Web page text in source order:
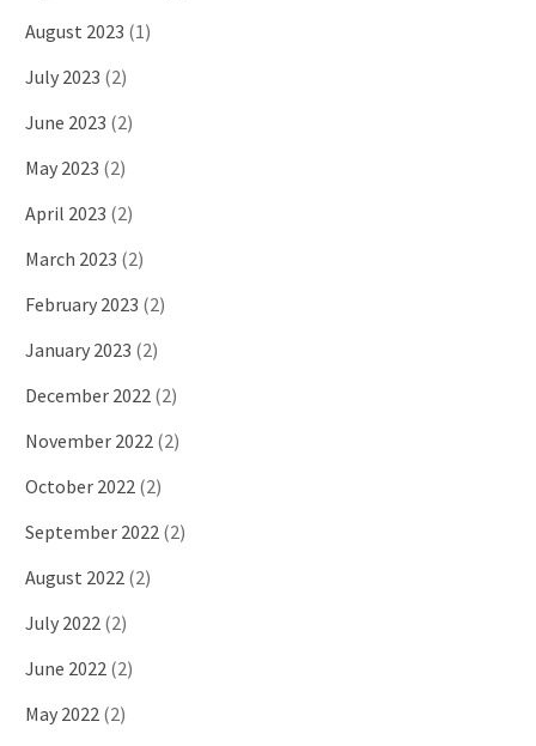
August 2023 (1)
July 2023 (2)
June 2023 (2)
May 2023 (2)
April 2023 (2)
March 2023 (2)
February 2023 (2)
January 2023 (2)
December 2022 (2)
November 2022 (2)
October 2022 (2)
September 2022 (2)
August 2022 (2)
July 2022 (2)
June 2022 (2)
May 2022 (2)